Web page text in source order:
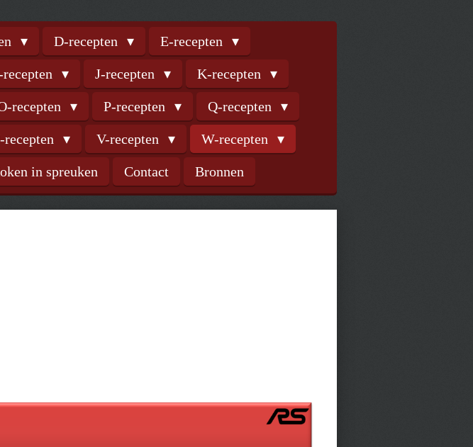
D-recepten E-recepten
J-recepten K-recepten
recepten P-recepten Q-recepten
recepten V-recepten W-recepten
in spreuken Contact Bronnen